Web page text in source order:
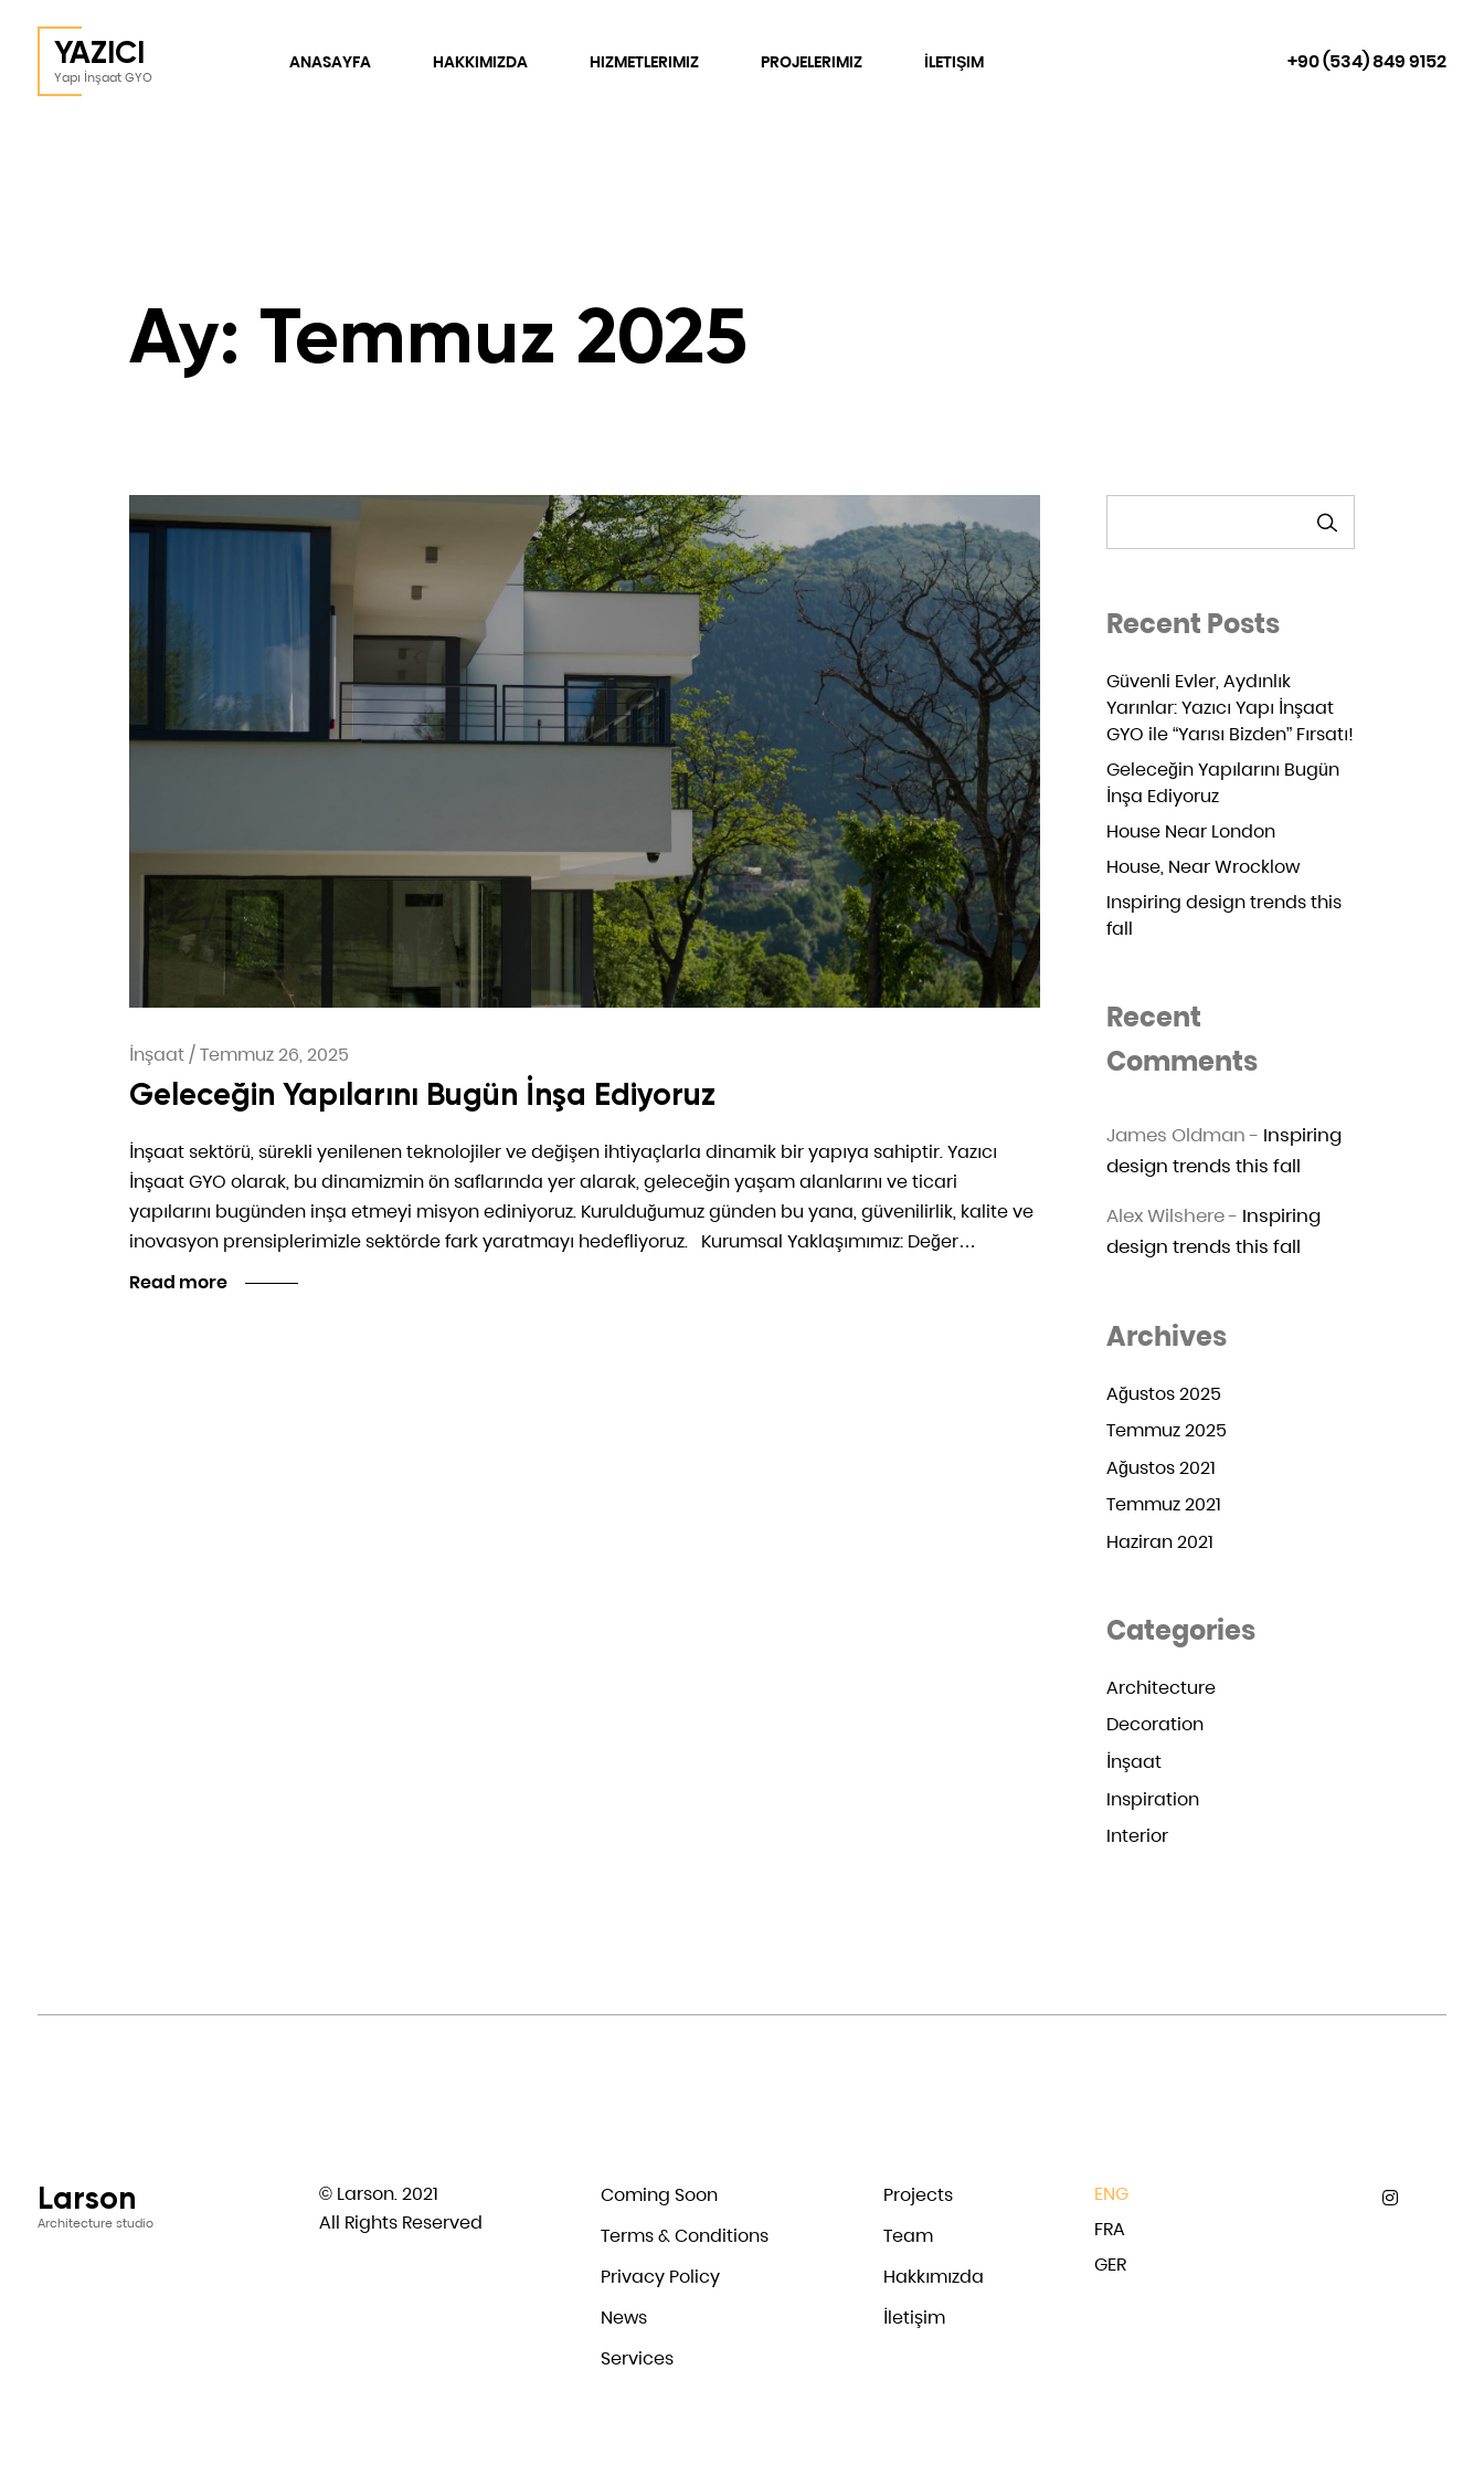
YAZICI
Yapı İnşaat GYO
ANASAYFA HAKKIMIZDA HIZMETLERIMIZ PROJELERIMIZ İLETIŞIM +90 (534) 849 9152
Ay: Temmuz 2025
İnşaat/Temmuz 26, 2025
Geleceğin Yapılarını Bugün İnşa Ediyoruz
İnşaat sektörü, sürekli yenilenen teknolojiler ve değişen ihtiyaçlarla dinamik bir yapıya sahiptir. Yazıcı
İnşaat GYO olarak, bu dinamizmin ön saflarında yer alarak, geleceğin yaşam alanlarını ve ticari
yapılarını bugünden inşa etmeyi misyon ediniyoruz. Kurulduğumuz günden bu yana, güvenilirlik, kalite ve
inovasyon prensiplerimizle sektörde fark yaratmayı hedefliyoruz. Kurumsal Yaklaşımımız: Değer…
Read more
Recent Posts
Güvenli Evler, Aydınlık
Yarınlar: Yazıcı Yapı İnşaat
GYO ile “Yarısı Bizden” Fırsatı!
Geleceğin Yapılarını Bugün
İnşa Ediyoruz
House Near London
House, Near Wrocklow
Inspiring design trends this
fall
Recent
Comments
James Oldman- Inspiring
design trends this fall
Alex Wilshere- Inspiring
design trends this fall
Archives
Ağustos 2025
Temmuz 2025
Ağustos 2021
Temmuz 2021
Haziran 2021
Categories
Architecture
Decoration
İnşaat
Inspiration
Interior
Larson
Architecture studio
© Larson. 2021
All Rights Reserved
Coming Soon
Terms & Conditions
Privacy Policy
News
Services
Projects
Team
Hakkımızda
İletişim
ENG
FRA
GER